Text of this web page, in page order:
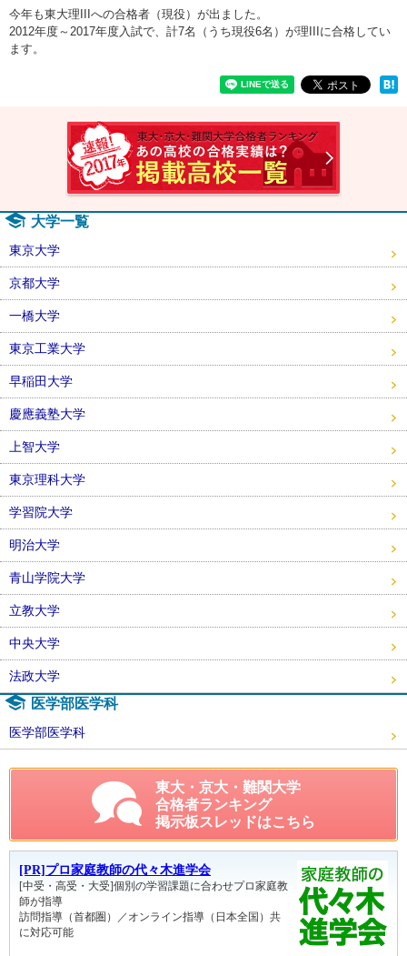
今年も東大理IIIへの合格者（現役）が出ました。
2012年度～2017年度入試で、計7名（うち現役6名）が理IIIに合格してい
ます。
大学一覧
東京大学
京都大学
一橋大学
東京工業大学
早稲田大学
慶應義塾大学
上智大学
東京理科大学
学習院大学
明治大学
青山学院大学
立教大学
中央大学
法政大学
医学部医学科
医学部医学科
東大・京大・難関大学
合格者ランキング
掲示板スレッドはこちら